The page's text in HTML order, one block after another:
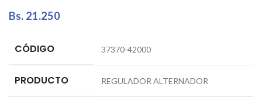
Bs. 21.250
CÓDIGO 37370-42000
PRODUCTO REGULADOR ALTERNADOR